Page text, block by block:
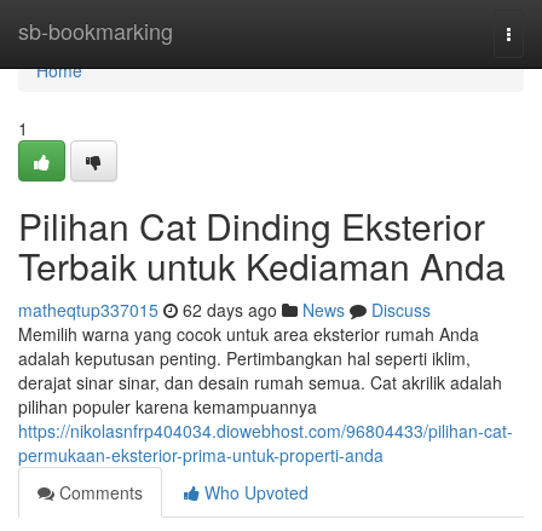
sb-bookmarking
Home
Home
1
Pilihan Cat Dinding Eksterior
Terbaik untuk Kediaman Anda
matheqtup337015 62 days ago News
Discuss
Memilih warna yang cocok untuk area eksterior rumah Anda
adalah keputusan penting. Pertimbangkan hal seperti iklim,
derajat sinar sinar, dan desain rumah semua. Cat akrilik adalah
pilihan populer karena kemampuannya
https://nikolasnfrp404034.diowebhost.com/96804433/pilihan-cat-
permukaan-eksterior-prima-untuk-properti-anda
Comments
Who Upvoted